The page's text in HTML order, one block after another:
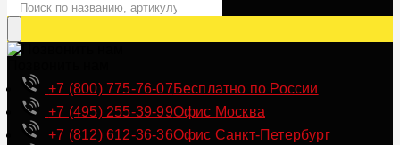
+7 (800) 775-76-07Бесплатно по России
+7 (495) 255-39-99Офис Москва
+7 (812) 612-36-36Офис Санкт-Петербург